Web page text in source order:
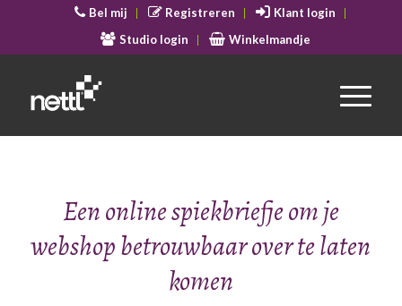
Bel mij Registreren
Klant login
Studio login
Winkelmandje
Een online spiekbriefje om je
webshop betrouwbaar over te laten
komen